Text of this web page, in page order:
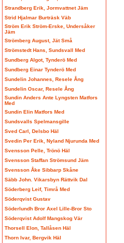
Strandberg Erik, Jormvattnet Jäm
Strid Hjalmar Burträsk Väb
Ström Erik Ström-Erske, Undersåker
Jäm
Strömberg August, Jät Små
Strömstedt Hans, Sundsvall Med
Sundberg Algot, Tynderö Med
Sundberg Einar Tynderö Med
Sundelin Johannes, Resele Ång
Sundelin Oscar, Resele Ång
Sundin Anders Ante Lyngsten Matfors
Med
Sundin Elin Matfors Med
Sundsvalls Spelmansgille
Sved Carl, Delsbo Häl
Svedin Per Erik, Nyland Njurunda Med
Svensson Pelle, Trönö Häl
Svensson Staffan Strömsund Jäm
Svensson Åke Sibbarp Skåne
Säbb John. Vikarsbyn Rättvik Dal
Söderberg Leif, Timrå Med
Söderqvist Gustav
Söderlundh Bror Axel Lille-Bror Sto
Söderqvist Adolf Mangskog Vär
Thorsell Elon, Tallåsen Häl
Thorn Ivar, Bergvik Häl